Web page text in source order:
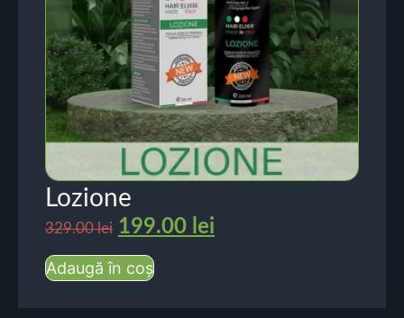
Lozione
329.00lei 199.00 lei
Adaugă în coș